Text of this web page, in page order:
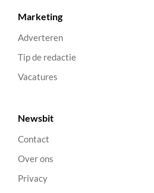
Marketing
Adverteren
Tip de redactie
Vacatures
Newsbit
Contact
Over ons
Privacy